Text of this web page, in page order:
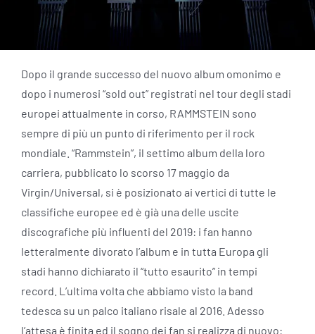
Dopo il grande successo del nuovo album omonimo e
dopo i numerosi “sold out” registrati nel tour degli stadi
europei attualmente in corso, RAMMSTEIN sono
sempre di più un punto di riferimento per il rock
mondiale. “Rammstein”, il settimo album della loro
carriera, pubblicato lo scorso 17 maggio da
Virgin/Universal, si è posizionato ai vertici di tutte le
classifiche europee ed è già una delle uscite
discografiche più influenti del 2019: i fan hanno
letteralmente divorato l’album e in tutta Europa gli
stadi hanno dichiarato il “tutto esaurito” in tempi
record. L’ultima volta che abbiamo visto la band
tedesca su un palco italiano risale al 2016. Adesso
l’attesa è finita ed il sogno dei fan si realizza di nuovo: